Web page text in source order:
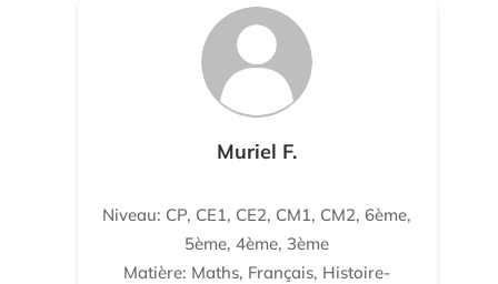
Muriel F.
Niveau: CP, CE1, CE2, CM1, CM2, 6ème,
5ème, 4ème, 3ème
Matière: Maths, Français, Histoire-